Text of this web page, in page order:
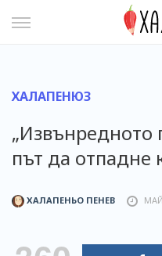
ХАЛАПЕНЮЗ
„Извънредното
път да отпадне
ХАЛАПЕНЬО ПЕНЕВ